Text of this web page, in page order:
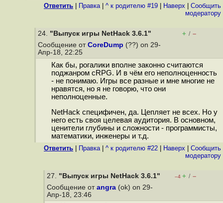
Ответить Правка| ^ к родителю #19 Наверх
Cообщить
модератору
24. "Выпуск игры NetHack 3.6.1" + / –
Сообщение от CoreDump (??) on 29-
Апр-18, 22:25
Как бы, рогалики вполне законно считаются
поджанром cRPG. И в чём его неполноценность
- не понимаю. Игры все разные и мне многие не
нравятся, но я не говорю, что они
неполноценные.
NetHack специфичен, да. Цепляет не всех. Но у
него есть своя целевая аудитория. В основном,
ценители глубины и сложности - программисты,
математики, инженеры и т.д.
Ответить Правка| ^ к родителю #22 Наверх
Cообщить
модератору
27. "Выпуск игры NetHack 3.6.1" –4 + / –
Сообщение от angra (ok) on 29-
Апр-18, 23:46